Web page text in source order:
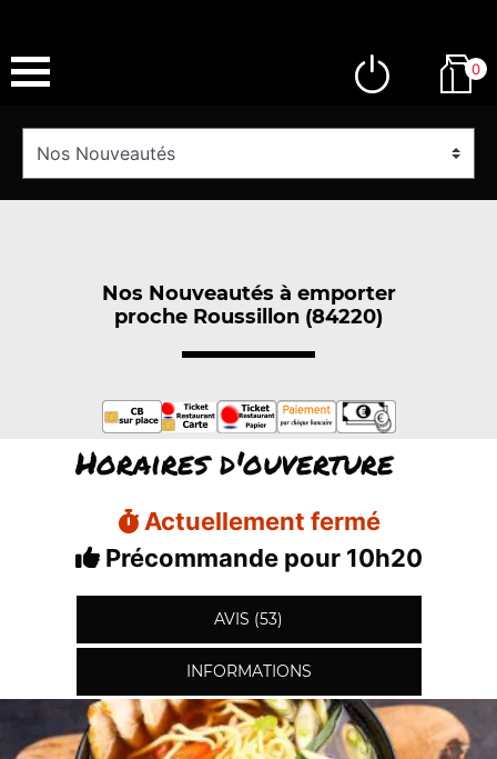
0
Nos Nouveautés à emporter
proche Roussillon (84220)
Horaires d'ouverture
Actuellement fermé
Précommande pour 10h20
AVIS (53)
INFORMATIONS